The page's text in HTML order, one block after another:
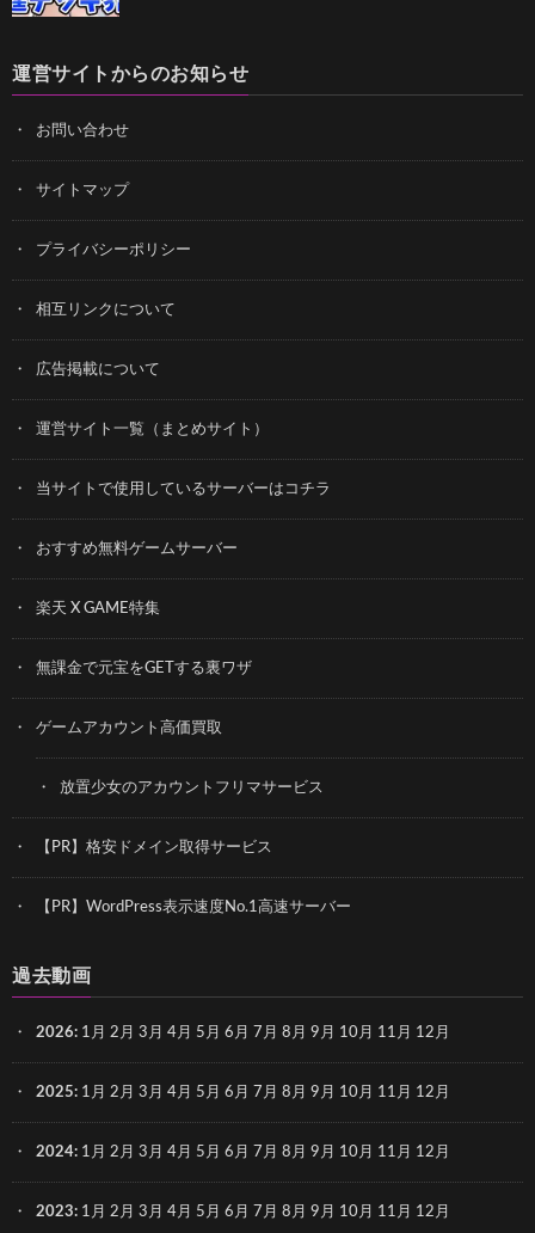
運営サイトからのお知らせ
お問い合わせ
サイトマップ
プライバシーポリシー
相互リンクについて
広告掲載について
運営サイト一覧（まとめサイト）
当サイトで使用しているサーバーはコチラ
おすすめ無料ゲームサーバー
楽天 X GAME特集
無課金で元宝をGETする裏ワザ
ゲームアカウント高価買取
放置少女のアカウントフリマサービス
【PR】格安ドメイン取得サービス
【PR】WordPress表示速度No.1高速サーバー
過去動画
2026: 1月 2月 3月 4月 5月 6月 7月 8月 9月 10月 11月 12月
2025: 1月 2月 3月 4月 5月 6月 7月 8月 9月 10月 11月 12月
2024: 1月 2月 3月 4月 5月 6月 7月 8月 9月 10月 11月 12月
2023: 1月 2月 3月 4月 5月 6月 7月 8月 9月 10月 11月 12月